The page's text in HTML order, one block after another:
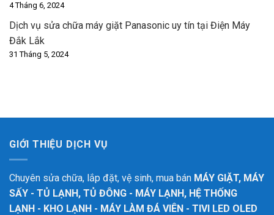
4 Tháng 6, 2024
Dịch vụ sửa chữa máy giặt Panasonic uy tín tại Điện Máy
Đắk Lắk
31 Tháng 5, 2024
GIỚI THIỆU DỊCH VỤ
Chuyên sửa chữa, lắp đặt, vệ sinh, mua bán MÁY GIẶT, MÁY
SẤY - TỦ LẠNH, TỦ ĐÔNG - MÁY LẠNH, HỆ THỐNG
LẠNH - KHO LẠNH - MÁY LÀM ĐÁ VIÊN - TIVI LED OLED